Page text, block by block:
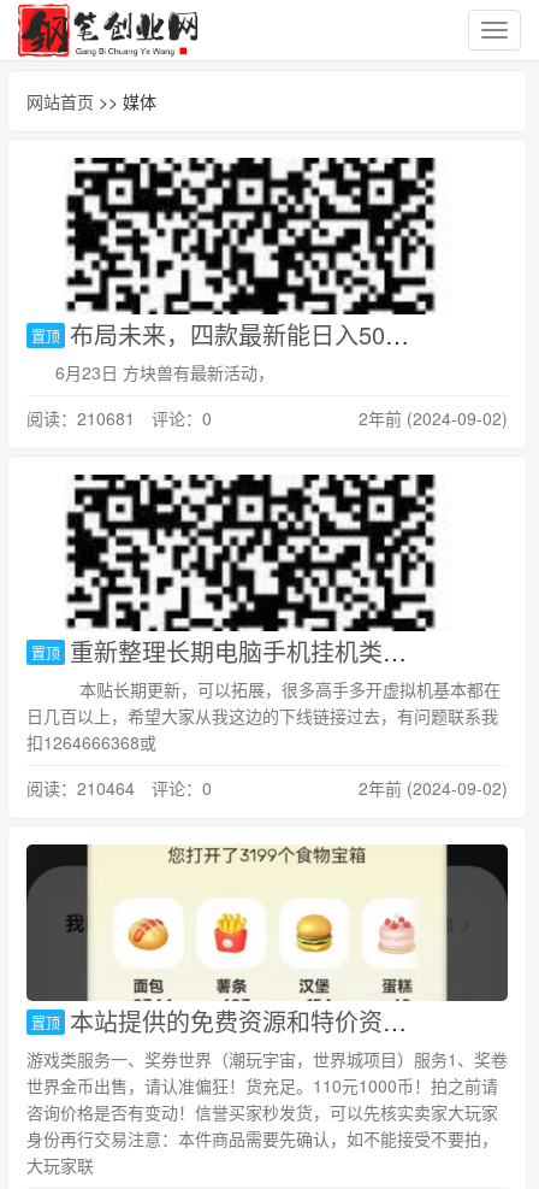
切
换
网站首页 >> 媒体
置顶 布局未来，四款最新能日入50以上的自动挂机元宇宙小游戏
6月23日 方块兽有最新活动，
阅读：210681 评论：0
2年前 (2024-09-02)
置顶 重新整理长期电脑手机挂机类项目，日40元左右，可拓展
本贴长期更新，可以拓展，很多高手多开虚拟机基本都在
日几百以上，希望大家从我这边的下线链接过去，有问题联系我
扣1264666368或
阅读：210464 评论：0
2年前 (2024-09-02)
置顶 本站提供的免费资源和特价资源服务
游戏类服务一、奖券世界（潮玩宇宙，世界城项目）服务1、奖卷
世界金币出售，请认准偏狂！货充足。110元1000币！拍之前请
咨询价格是否有变动！信誉买家秒发货，可以先核实卖家大玩家
身份再行交易注意：本件商品需要先确认，如不能接受不要拍，
大玩家联